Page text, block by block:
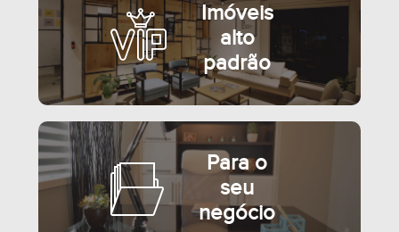
Imóveis
alto
padrão
Para o
seu
negócio